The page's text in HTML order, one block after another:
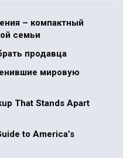
– компактный
семьи
продавца
мировую
That Stands Apart
to America’s